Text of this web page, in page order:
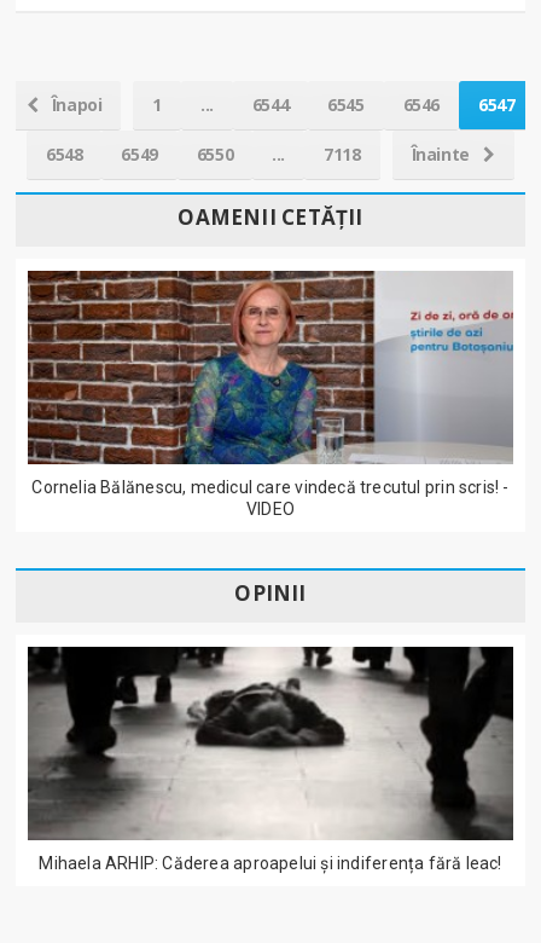
Înapoi 1 ... 6544 6545 6546 6547
6548 6549 6550 ... 7118 Înainte
OAMENII CETĂȚII
Cornelia Bălănescu, medicul care vindecă trecutul prin scris! -
VIDEO
OPINII
Mihaela ARHIP: Căderea aproapelui și indiferența fără leac!